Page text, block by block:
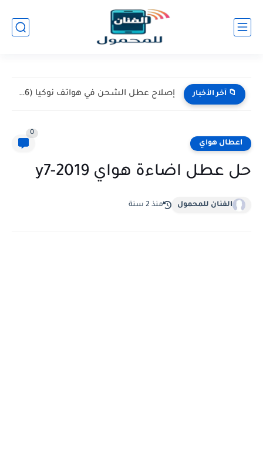
📁 آخر الأخبار إصلاح عطل الشحن في هواتف نوكيا (Nokia 105 / 106)...
اعطال هواي
0
حل عطل اضاءة هواي y7-2019
الفنان للمحمول منذ 2 سنة